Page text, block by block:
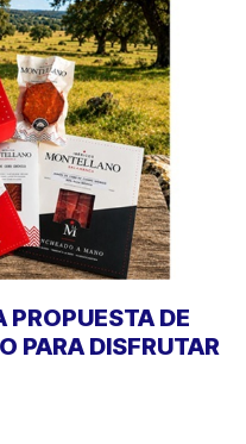
DE
PARA DISFRUTAR